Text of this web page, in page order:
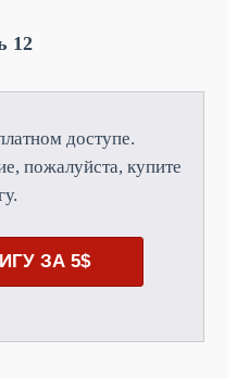
12
доступе.
пожалуйста, купите
ЗА 5$